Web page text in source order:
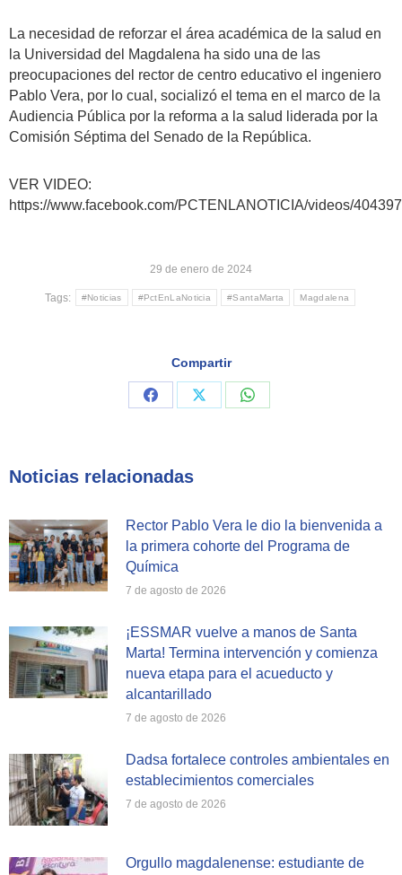
La necesidad de reforzar el área académica de la salud en
la Universidad del Magdalena ha sido una de las
preocupaciones del rector de centro educativo el ingeniero
Pablo Vera, por lo cual, socializó el tema en el marco de la
Audiencia Pública por la reforma a la salud liderada por la
Comisión Séptima del Senado de la República.
VER VIDEO:
https://www.facebook.com/PCTENLANOTICIA/videos/
29 de enero de 2024
Tags: #Noticias #PctEnLaNoticia #SantaMarta Magdalena
Compartir
Share
Share
Share
Noticias relacionadas
Rector Pablo Vera le dio la bienvenida a
la primera cohorte del Programa de
Química
7 de agosto de 2026
¡ESSMAR vuelve a manos de Santa
Marta! Termina intervención y comienza
nueva etapa para el acueducto y
alcantarillado
7 de agosto de 2026
Dadsa fortalece controles ambientales en
establecimientos comerciales
7 de agosto de 2026
Orgullo magdalenense: estudiante de